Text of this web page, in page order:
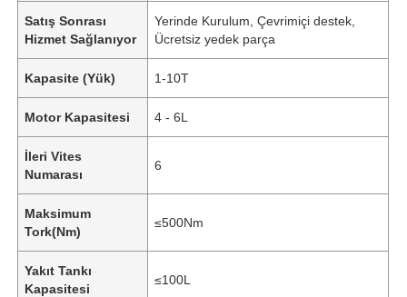
Satış Sonrası
Hizmet Sağlanıyor
Yerinde Kurulum, Çevrimiçi destek,
Ücretsiz yedek parça
Kapasite (Yük) 1-10T
Motor Kapasitesi 4 - 6L
İleri Vites
Numarası
6
Maksimum
Tork(Nm)
≤500Nm
Yakıt Tankı
Kapasitesi
≤100L